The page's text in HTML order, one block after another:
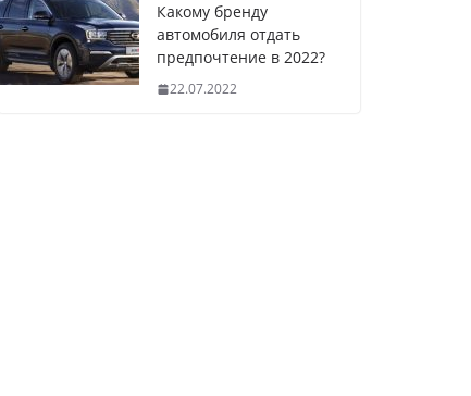
Какому бренду
автомобиля отдать
предпочтение в 2022?
22.07.2022